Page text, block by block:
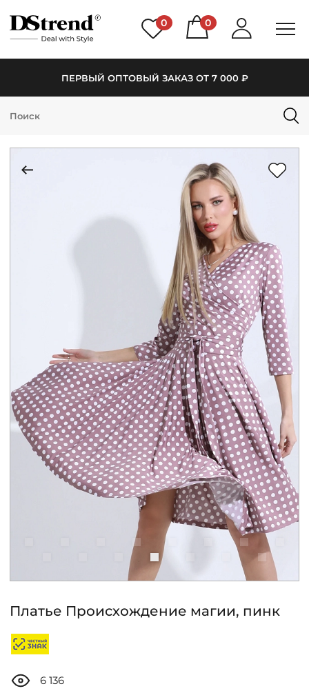
0 0
ПЕРВЫЙ ОПТОВЫЙ ЗАКАЗ ОТ 7 000 ₽
КАТАЛОГ
НОВИНКИ
ЖУРНАЛ
О НАС
СКИДКИ
ЧАСТО ЗАДАВАЕМЫЕ ВОПРОСЫ
ОПТОВЫМ ПОКУПАТЕЛЯМ
РОЗНИЧНЫМ ПОКУПАТЕЛЯМ
ДОСТАВКА
Платье Происхождение магии, пинк
6 136